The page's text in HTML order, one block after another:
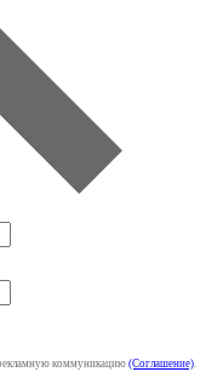
коммуникацию (Соглашение)